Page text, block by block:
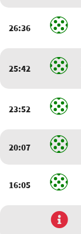
26:36
25:42
23:52
20:07
16:05